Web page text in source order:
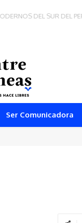
Ser Comunicadora